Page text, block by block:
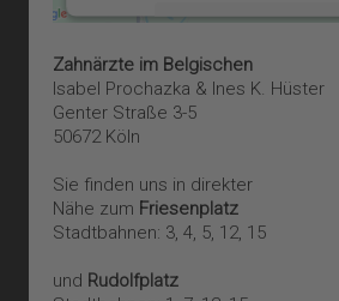
Mehr Informationen
Akzeptieren
powered by
Zahnärzte im Belgischen
Isabel Prochazka & Ines K. Hüster
Genter Straße 3-5
50672 Köln
Sie finden uns in direkter
Nähe zum Friesenplatz
Stadtbahnen: 3, 4, 5, 12, 15
und Rudolfplatz